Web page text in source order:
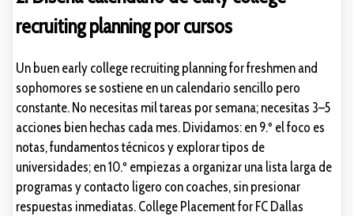
recruiting planning por cursos
Un buen early college recruiting planning for freshmen and
sophomores se sostiene en un calendario sencillo pero
constante. No necesitas mil tareas por semana; necesitas 3–5
acciones bien hechas cada mes. Dividamos: en 9.º el foco es
notas, fundamentos técnicos y explorar tipos de
universidades; en 10.º empiezas a organizar una lista larga de
programas y contacto ligero con coaches, sin presionar
respuestas inmediatas. College Placement for FC Dallas